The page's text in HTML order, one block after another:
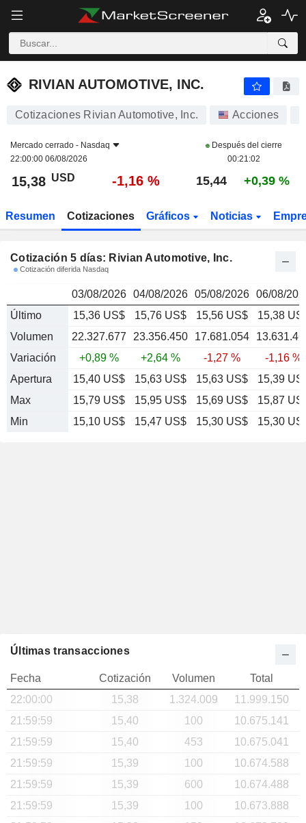
RIVIAN AUTOMOTIVE, INC. 15,38
RIVIAN AUTOMOTIVE, INC.
Cotizaciones Rivian Automotive, Inc. Acciones
Mercado cerrado - Nasdaq
22:00:00 06/08/2026
Después del cierre
00:21:02
15,38 USD -1,16 % 15,44 +0,39 %
Resumen Cotizaciones Gráficos Noticias
Cotización 5 días: Rivian Automotive, Inc.
Cotización diferida Nasdaq
03/08/2026 04/08/2026 05/08/2026 06/08/
Último
15,36 US$ 15,76 US$ 15,56 US$
15,38
Volumen
22.327.677 23.356.450 17.681.054
Variación
+0,89 % +2,64 % -1,27 %
-1,16 %
Apertura
15,40 US$ 15,63 US$ 15,63 US$
15,39
Max
15,79 US$ 15,95 US$ 15,69 US$
15,87
Min
15,10 US$ 15,47 US$ 15,30 US$ 15,30
Últimas transacciones
Fecha Cotización Volumen
Total
22:00:00
15,38 1.324.009
11.999.150
21:59:59
15,40 100
10.675.141
21:59:59
15,40 453
10.675.041
21:59:59
15,39 100
10.674.588
21:59:59
15,39 600
10.674.488
21:59:59
15,39 100
10.673.888